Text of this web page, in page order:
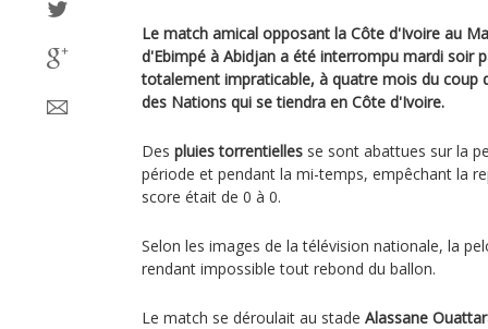
Le match amical opposant la Côte d'Ivoire au
d'Ebimpé à Abidjan a été interrompu mardi soir
totalement impraticable, à quatre mois du coup
des Nations qui se tiendra en Côte d'Ivoire.
Des pluies torrentielles se sont abattues sur la
période et pendant la mi-temps, empêchant la
score était de 0 à 0.
Selon les images de la télévision nationale, la
rendant impossible tout rebond du ballon.
Le match se déroulait au stade Alassane